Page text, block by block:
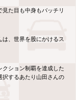
た目も中身もバッチリ
、世界を股にかけるス
クション制覇を達成した
択するあたり山田さんの